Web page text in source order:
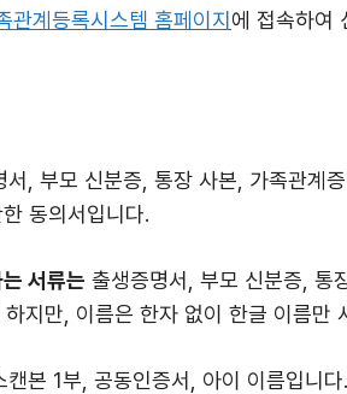
관계등록시스템 홈페이지에 접속하여
, 부모 신분증, 통장 사본, 가족관계
동의서입니다.
서류는 출생증명서, 부모 신분증, 통
지만, 이름은 한자 없이 한글 이름만
캔본 1부, 공동인증서, 아이 이름입니